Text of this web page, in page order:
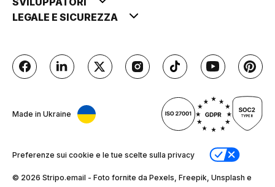
LEGALE E SICUREZZA
Made in Ukraine
Preferenze sui cookie e le tue scelte sulla privacy
© 2026 Stripо.email - Foto fornite da Pexels, Freepik, Unsplash e